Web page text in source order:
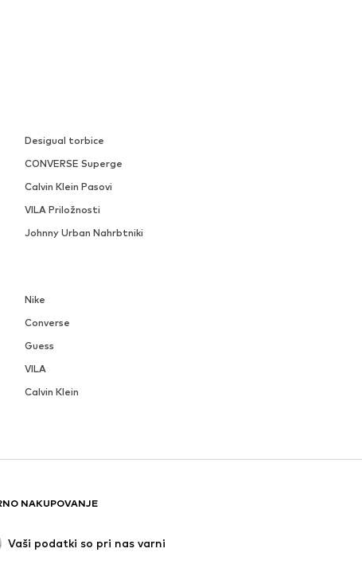
Desigual torbice
CONVERSE Superge
Calvin Klein Pasovi
VILA Priložnosti
Johnny Urban Nahrbtniki
Nike
Converse
Guess
VILA
Calvin Klein
NAKUPOVANJE
Vaši podatki so pri nas varni